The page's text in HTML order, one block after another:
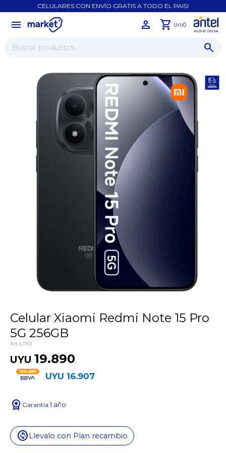
CELULARES CON ENVÍO GRATIS A TODO EL PAIS!
menu UYU0
Celular Xiaomi Redmi Note 15 Pro
5G 256GB
L1169
UYU 19.890
UYU 16.907
license 1 año
change_circleLlevalo con Plan recambio
close